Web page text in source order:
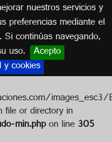
nuestros servicios y
preferencias mediante el
continúas navegando,
uso. Acepto
cookies
TARIFA
file or directory in
min.phpon line305